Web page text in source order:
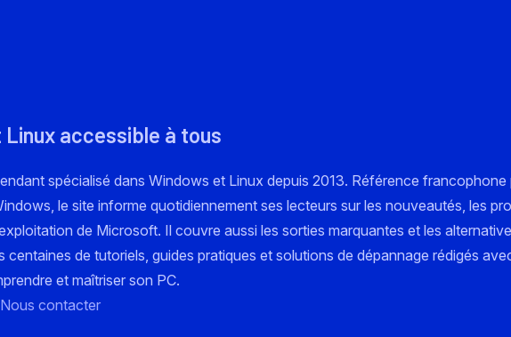
accessible à tous
spécialisé dans Windows et Linux depuis 2013. Référence francophone
le site informe quotidiennement ses lecteurs sur les nouveautés, les
de Microsoft. Il couvre aussi les sorties marquantes et les
centaines de tutoriels, guides pratiques et solutions de dépannage rédigés
et maîtriser son PC.
Nous contacter